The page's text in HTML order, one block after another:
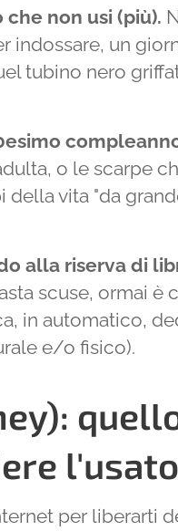
non usi (più).
indossare, un
tubino nero
o le scarpe
vita "da
alla riserva di
scuse, ormai è
in automatico,
e/o fisico).
per liberarti